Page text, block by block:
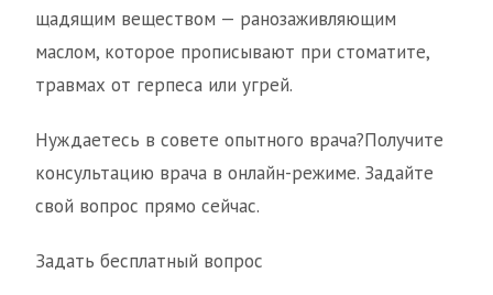
щадящим веществом — ранозаживляющим
маслом, которое прописывают при стоматите,
травмах от герпеса или угрей.
Нуждаетесь в совете опытного врача?Получите
консультацию врача в онлайн-режиме. Задайте
свой вопрос прямо сейчас.
Задать бесплатный вопрос